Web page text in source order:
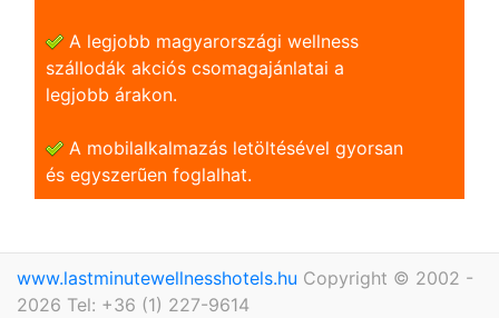
A legjobb magyarországi wellness
szállodák akciós csomagajánlatai a
legjobb árakon.
A mobilalkalmazás letöltésével gyorsan
és egyszerũen foglalhat.
www.lastminutewellnesshotels.hu Copyright © 2002 -
2026 Tel: +36 (1) 227-9614